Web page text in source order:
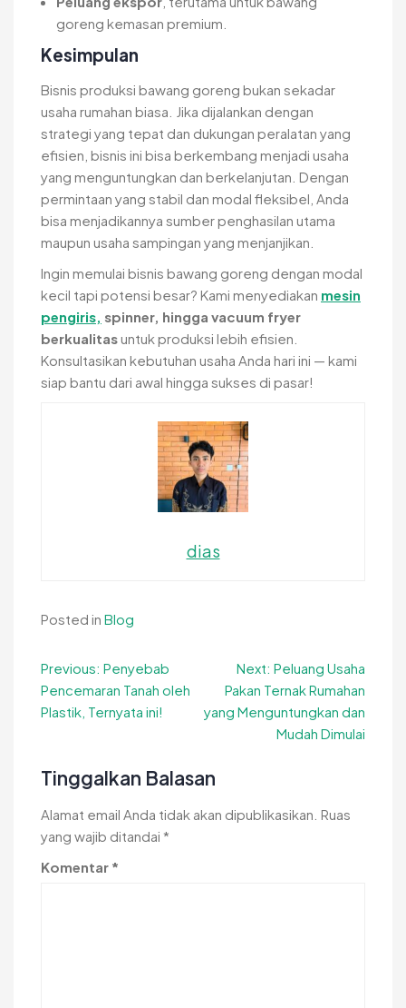
goreng kemasan premium.
Kesimpulan
Bisnis produksi bawang goreng bukan sekadar
usaha rumahan biasa. Jika dijalankan dengan
strategi yang tepat dan dukungan peralatan yang
efisien, bisnis ini bisa berkembang menjadi usaha
yang menguntungkan dan berkelanjutan. Dengan
permintaan yang stabil dan modal fleksibel, Anda
bisa menjadikannya sumber penghasilan utama
maupun usaha sampingan yang menjanjikan.
Ingin memulai bisnis bawang goreng dengan modal
kecil tapi potensi besar? Kami menyediakan mesin
pengiris, spinner, hingga vacuum fryer
berkualitasuntuk produksi lebih efisien.
Konsultasikan kebutuhan usaha Anda hari ini — kami
siap bantu dari awal hingga sukses di pasar!
dias
Posted in Blog
Navigasi
pos
Previous: Penyebab
Pencemaran Tanah oleh
Plastik, Ternyata ini!
Next: Peluang Usaha
Pakan Ternak Rumahan
yang Menguntungkan dan
Mudah Dimulai
Tinggalkan Balasan
Alamat email Anda tidak akan dipublikasikan. Ruas
yang wajib ditandai *
Komentar *